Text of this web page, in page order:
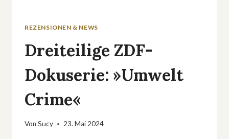
REZENSIONEN & NEWS
Dreiteilige ZDF-
Dokuserie: »Umwelt
Crime«
Von Sucy 23. Mai 2024